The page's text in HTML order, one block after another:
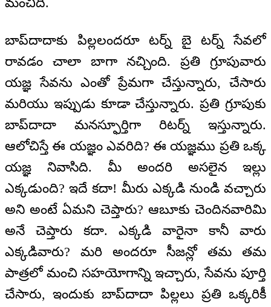
బాప్‌దాదాకు పిల్లలందరూ టర్న్ బై టర్న్ సేవలో
రావడం చాలా బాగా నచ్చింది. ప్రతి గ్రూపువారు
యజ్ఞ సేవను ఎంతో ప్రేమగా చేస్తున్నారు, చేసారు
మరియు ఇప్పుడు కూడా చేస్తున్నారు. ప్రతి గ్రూపుకు
బాప్‌దాదా మనస్ఫూర్తిగా రిటర్న్ ఇస్తున్నారు.
ఆలోచిస్తే ఈ యజ్ఞం ఎవరిది? ఈ యజ్ఞము ప్రతి ఒక్క
యజ్ఞ నివాసిది. మీ అందరి అసలైన ఇల్లు
ఎక్కడుంది? ఇదే కదా! మీరు ఎక్కడి నుండి వచ్చారు
అని అంటే ఏమని చెప్తారు? ఆబూకు చెందినవారిమి
అనే చెప్తారు కదా. ఎక్కడి వారైనా కానీ వారు
ఎక్కడివారు? మరి అందరూ సీజన్లో తమ తమ
పాత్రలో మంచి సహయోగాన్ని ఇచ్చారు, సేవను పూర్తి
చేసారు, ఇందుకు బాప్‌దాదా పిల్లలు ప్రతి ఒక్కరికీ